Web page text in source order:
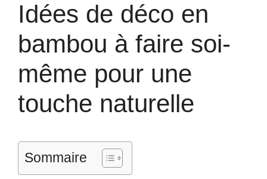
Idées de déco en
bambou à faire soi-
même pour une
touche naturelle
Sommaire